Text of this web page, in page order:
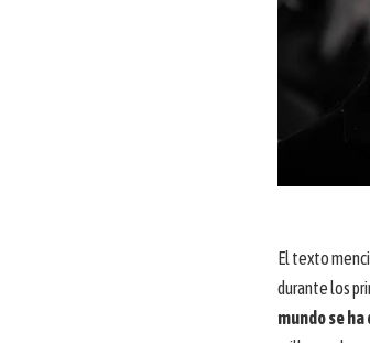
El texto
durante los
mundo se ha